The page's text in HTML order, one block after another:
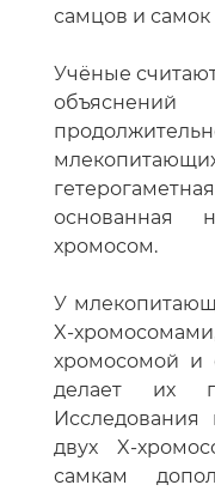
самцов и
Учёные
основанная
хромосом.
У
X-
хромосомой и
делает их
Исследования
двух X-
самкам